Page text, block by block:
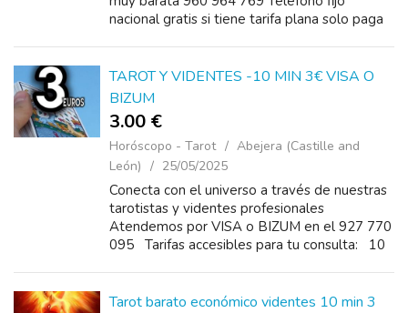
nacional gratis si tiene tarifa plana solo paga
TAROT Y VIDENTES -10 MIN 3€ VISA O
BIZUM
3.00 €
Horóscopo - Tarot
Abejera (Castille and
León)
25/05/2025
Conecta con el universo a través de nuestras
tarotistas y videntes profesionales
Atendemos por VISA o BIZUM en el 927 770
095 Tarifas accesibles para tu consulta: 10
Tarot barato económico videntes 10 min 3